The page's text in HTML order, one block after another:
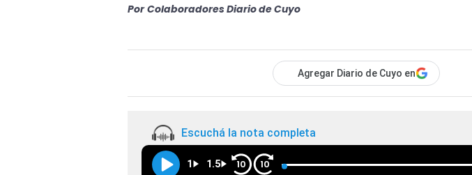
Por Colaboradores Diario de Cuyo
Agregar Diario de Cuyo en
Escuchá la nota completa
1 1.5 10 10